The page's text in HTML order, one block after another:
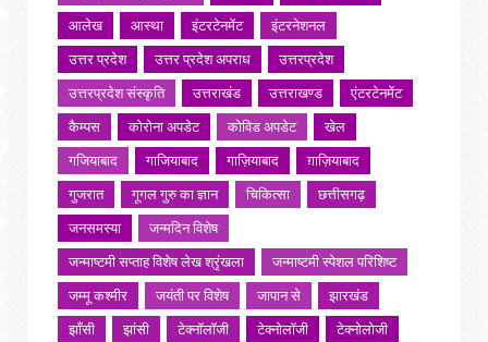
आलेख
आस्था इंटरटेनमेंट
इंटरनेशनल
उत्तर प्रदेश
उत्तर प्रदेश अपराध
उत्तरप्रदेश
उत्तरप्रदेश संस्कृति
उत्तराखंड उत्तराखण्ड
एंटरटेनमेंट
कैम्पस
कोरोना अपडेट कोविड अपडेट
खेल
गजियाबाद
गाजियाबाद गाज़ियाबाद
ग़ाज़ियाबाद
गुजरात
गूगल गुरु का ज्ञान चिकित्सा
छत्तीसगढ़
जनसमस्या
जन्मदिन विशेष
जन्माष्टमी सप्ताह विशेष लेख श्रृंखला
जन्माष्टमी स्पेशल परिशिष्ट
जम्मू कश्मीर
जयंती पर विशेष जापान से
झारखंड
झाँसी
झांसी टेक्नॉलॉजी टेक्नोलॉजी
टेक्नोलोजी